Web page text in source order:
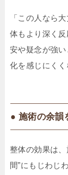
「この人なら
体もより深く
安や疑念が強
化を感じにくく
● 施術の余韻
整体の効果は
間”にもじわじ